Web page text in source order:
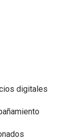
digitales